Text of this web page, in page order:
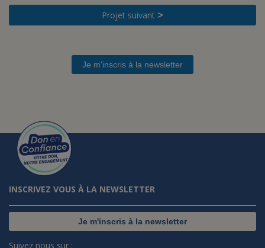
Projet suivant >
Je m'inscris à la newsletter
INSCRIVEZ VOUS À LA NEWSLETTER
Je m'inscris à la newsletter
Suivez nous sur :